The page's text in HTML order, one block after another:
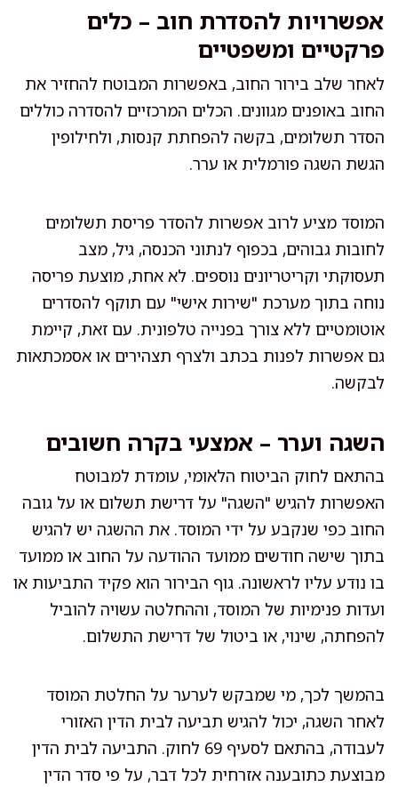
אפשרויות להסדרת חוב – כלים
פרקטיים ומשפטיים
לאחר שלב בירור החוב, באפשרות המבוטח להחזיר את
החוב באופנים מגוונים. הכלים המרכזיים להסדרה כוללים
הסדר תשלומים, בקשה להפחתת קנסות, ולחילופין
הגשת השגה פורמלית או ערר.
המוסד מציע לרוב אפשרות להסדר פריסת תשלומים
לחובות גבוהים, בכפוף לנתוני הכנסה, גיל, מצב
תעסוקתי וקריטריונים נוספים. לא אחת, מוצעת פריסה
נוחה בתוך מערכת "שירות אישי" עם תוקף להסדרים
אוטומטיים ללא צורך בפנייה טלפונית. עם זאת, קיימת
גם אפשרות לפנות בכתב ולצרף תצהירים או אסמכתאות
לבקשה.
השגה וערר – אמצעי בקרה חשובים
בהתאם לחוק הביטוח הלאומי, עומדת למבוטח
האפשרות להגיש "השגה" על דרישת תשלום או על גובה
החוב כפי שנקבע על ידי המוסד. את ההשגה יש להגיש
בתוך שישה חודשים ממועד ההודעה על החוב או ממועד
בו נודע עליו לראשונה. גוף הבירור הוא פקיד התביעות או
ועדות פנימיות של המוסד, וההחלטה עשויה להוביל
להפחתה, שינוי, או ביטול של דרישת התשלום.
בהמשך לכך, מי שמבקש לערער על החלטת המוסד
לאחר השגה, יכול להגיש תביעה לבית הדין האזורי
לעבודה, בהתאם לסעיף 69 לחוק. התביעה לבית הדין
מבוצעת כתובענה אזרחית לכל דבר, על פי סדר הדין